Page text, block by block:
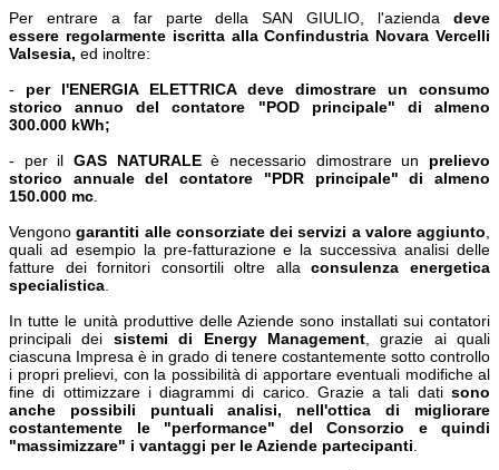
Per entrare a far parte della SAN GIULIO, l'azienda deve
essere regolarmente iscritta alla Confindustria Novara Vercelli
Valsesia, ed inoltre:
- per l'ENERGIA ELETTRICA deve dimostrare un consumo
storico annuo del contatore "POD principale" di almeno
300.000 kWh;
- per il GAS NATURALEè necessario dimostrare un prelievo
storico annuale del contatore "PDR principale" di almeno
150.000 mc
Vengonogarantiti alle consorziate dei servizi a valore aggiunto
quali ad esempio la pre-fatturazione e la successiva analisi delle
fatture dei fornitori consortili oltre allaconsulenza energetica
specialistica
In tutte le unità produttive delle Aziende sono installati sui contatori
principali dei sistemi di Energy Management, grazie ai quali
ciascuna Impresa è in grado di tenere costantemente sotto controllo
i propri prelievi, con la possibilità di apportare eventuali modifiche al
fine di ottimizzare i diagrammi di carico. Grazie a tali dati sono
anche possibili puntuali analisi, nell'ottica di migliorare
costantemente le "performance" del Consorzio e quindi
"massimizzare" i vantaggi per le Aziende partecipanti